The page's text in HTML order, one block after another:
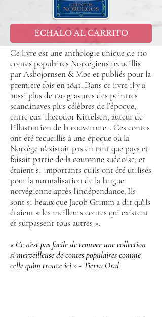
ÉCHALO AL CARRITO
Ce livre est une anthologie unique de 110
contes populaires Norvégiens recueillis
par Asbojornsen & Moe et publiés pour la
première fois en 1841. Dans ce livre il y a
aussi plus de 120 gravures des peintres
scandinaves plus célèbres de l’époque,
entre eux Theeodor Kittelsen, auteur de
l’illustration de la couverture. . Ces contes
ont été recueillis à une époque où la
Norvège n'existait pas en tant que pays et
faisait partie de la couronne suédoise, et
étaient si importants qu'ils ont été utilisés
pour la normalisation de la langue
norvégienne après l'indépendance. Ils
sont si beaux que Jacob Grimm a dit qu'ils
étaient « les meilleurs contes qui existent
et surpassent tous autres ».
« Ce n’est pas facile de trouver une collection
si merveilleuse de contes populaires comme
celle qu’on trouve ici » - Tierra Oral